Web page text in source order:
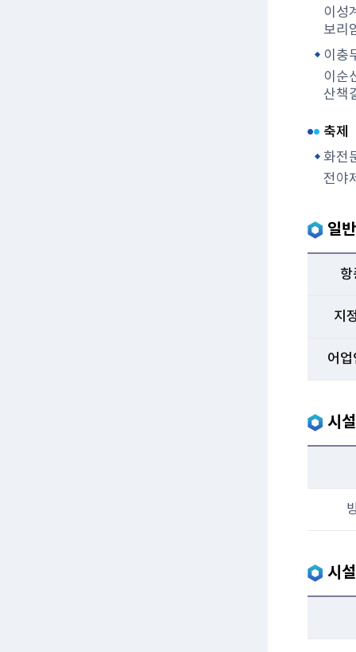
이성
보리
이충
이순
산책
축제
화전
전야
일
지
어
시
시